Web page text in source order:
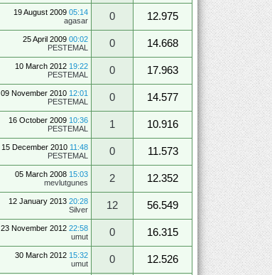
19 August 2009 05:14
agasar
0
12.975
25 April 2009 00:02
PESTEMAL
0
14.668
10 March 2012 19:22
PESTEMAL
0
17.963
09 November 2010 12:01
PESTEMAL
0
14.577
16 October 2009 10:36
PESTEMAL
1
10.916
15 December 2010 11:48
PESTEMAL
0
11.573
05 March 2008 15:03
mevlutgunes
2
12.352
12 January 2013 20:28
Silver
12
56.549
23 November 2012 22:58
umut
0
16.315
30 March 2012 15:32
umut
0
12.526